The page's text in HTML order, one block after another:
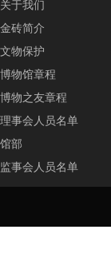
关于我们
金砖简介
文物保护
博物馆章程
博物之友章程
理事会人员名单
馆部
监事会人员名单